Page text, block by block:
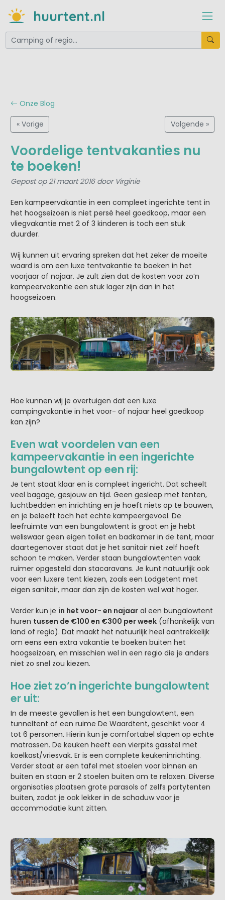
huurtent.nl
Onze Blog
« Vorige Volgende »
Voordelige tentvakanties nu
te boeken!
Gepost op 21 maart 2016 door Virginie
Een kampeervakantie in een compleet ingerichte tent in
het hoogseizoen is niet persé heel goedkoop, maar een
vliegvakantie met 2 of 3 kinderen is toch een stuk
duurder.
Wij kunnen uit ervaring spreken dat het zeker de moeite
waard is om een luxe tentvakantie te boeken in het
voorjaar of najaar. Je zult zien dat de kosten voor zo’n
kampeervakantie een stuk lager zijn dan in het
hoogseizoen.
Hoe kunnen wij je overtuigen dat een luxe
campingvakantie in het voor- of najaar heel goedkoop
kan zijn?
Even wat voordelen van een
kampeervakantie in een ingerichte
bungalowtent op een rij:
Je tent staat klaar en is compleet ingericht. Dat scheelt
veel bagage, gesjouw en tijd. Geen gesleep met tenten,
luchtbedden en inrichting en je hoeft niets op te bouwen,
en je beleeft toch het echte kampeergevoel. De
leefruimte van een bungalowtent is groot en je hebt
weliswaar geen eigen toilet en badkamer in de tent, maar
daartegenover staat dat je het sanitair niet zelf hoeft
schoon te maken. Verder staan bungalowtenten vaak
ruimer opgesteld dan stacaravans. Je kunt natuurlijk ook
voor een luxere tent kiezen, zoals een Lodgetent met
eigen sanitair, maar dan zijn de kosten wel wat hoger.
Verder kun je in het voor- en najaar al een bungalowtent
huren tussen de €100 en €300 per week (afhankelijk van
land of regio). Dat maakt het natuurlijk heel aantrekkelijk
om eens een extra vakantie te boeken buiten het
hoogseizoen, en misschien wel in een regio die je anders
niet zo snel zou kiezen.
Hoe ziet zo’n ingerichte bungalowtent
er uit:
In de meeste gevallen is het een bungalowtent, een
tunneltent of een ruime De Waardtent, geschikt voor 4
tot 6 personen. Hierin kun je comfortabel slapen op echte
matrassen. De keuken heeft een vierpits gasstel met
koelkast/vriesvak. Er is een complete keukeninrichting.
Verder staat er een tafel met stoelen voor binnen en
buiten en staan er 2 stoelen buiten om te relaxen. Diverse
organisaties plaatsen grote parasols of zelfs partytenten
buiten, zodat je ook lekker in de schaduw voor je
accommodatie kunt zitten.